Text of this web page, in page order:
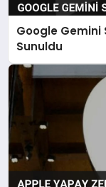
Google Gemini
Sunuldu